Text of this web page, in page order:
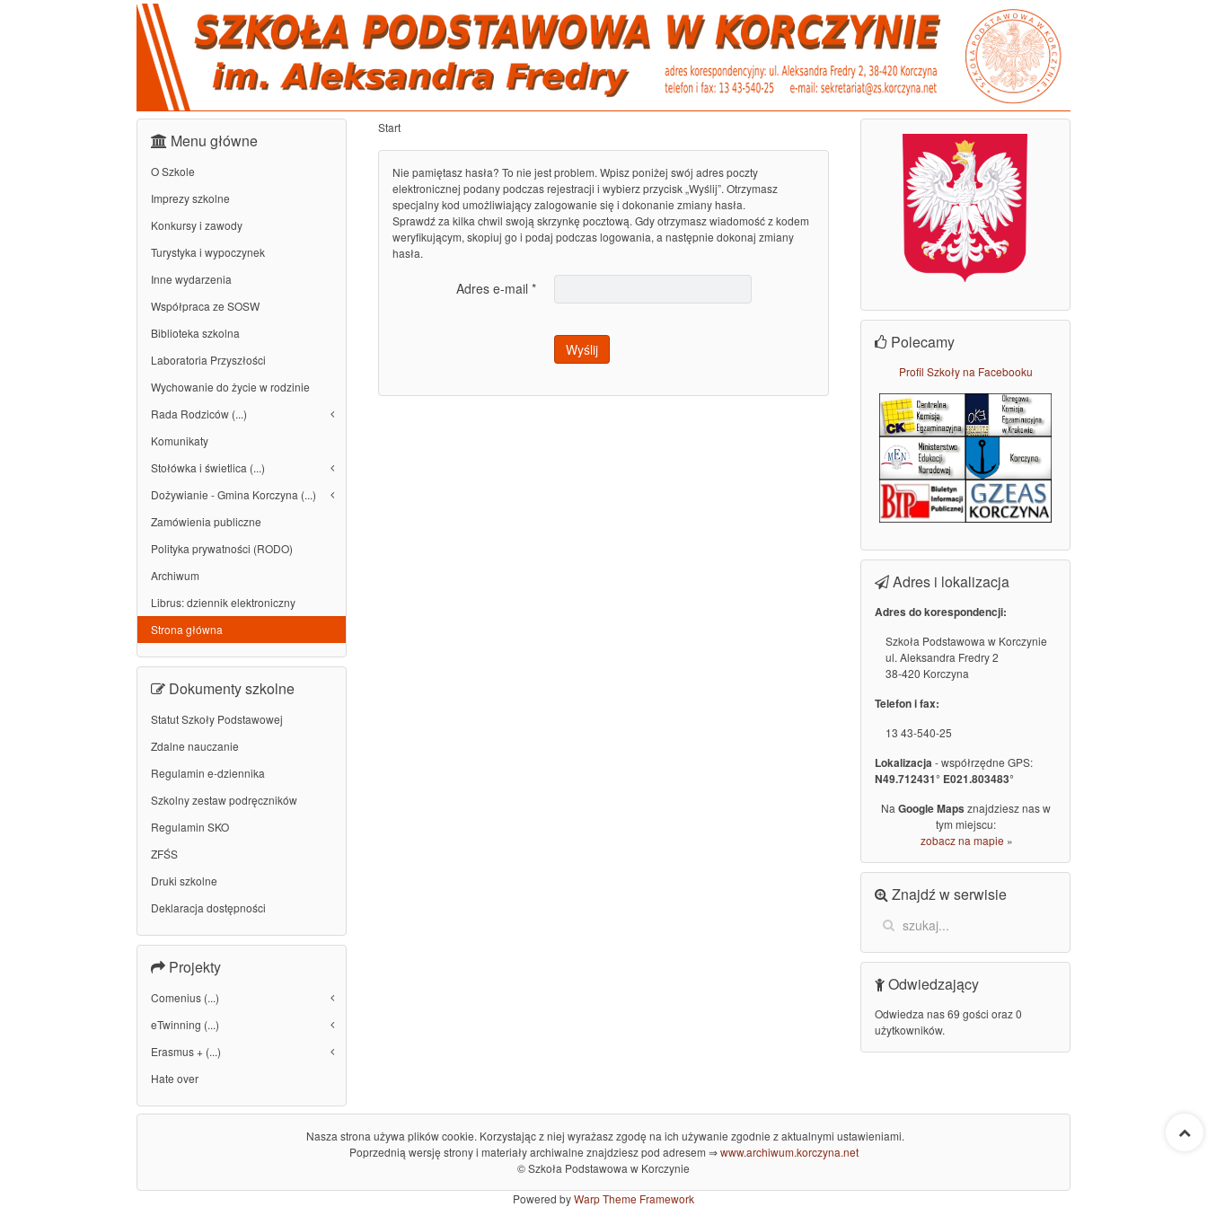
Start
Nie pamiętasz hasła? To nie jest problem. Wpisz poniżej swój adres poczty
elektronicznej podany podczas rejestracji i wybierz przycisk „Wyślij”. Otrzymasz
specjalny kod umożliwiający zalogowanie się i dokonanie zmiany hasła.
Sprawdź za kilka chwil swoją skrzynkę pocztową. Gdy otrzymasz wiadomość z kodem
weryfikującym, skopiuj go i podaj podczas logowania, a następnie dokonaj zmiany
hasła.
Adres e-mail *
Wyślij
Menu główne
O Szkole
Imprezy szkolne
Konkursy i zawody
Turystyka i wypoczynek
Inne wydarzenia
Współpraca ze SOSW
Biblioteka szkolna
Laboratoria Przyszłości
Wychowanie do życie w rodzinie
Rada Rodziców (...)
Komunikaty
Stołówka i świetlica (...)
Dożywianie - Gmina Korczyna (...)
Zamówienia publiczne
Polityka prywatności (RODO)
Archiwum
Librus: dziennik elektroniczny
Strona główna
Dokumenty szkolne
Statut Szkoły Podstawowej
Zdalne nauczanie
Regulamin e-dziennika
Szkolny zestaw podręczników
Regulamin SKO
ZFŚS
Druki szkolne
Deklaracja dostępności
Projekty
Comenius (...)
eTwinning (...)
Erasmus + (...)
Hate over
Polecamy
Profil Szkoły na Facebooku
Adres i lokalizacja
Adres do korespondencji:
Szkoła Podstawowa w Korczynie
ul. Aleksandra Fredry 2
38-420 Korczyna
Telefon i fax:
13 43-540-25
Lokalizacja- współrzędne GPS:
N49.712431° E021.803483°
Na Google Maps znajdziesz nas w
tym miejscu:
zobacz na mapie »
Znajdź w serwisie
Odwiedzający
Odwiedza nas 69 gości oraz 0
użytkowników.
Nasza strona używa plików cookie. Korzystając z niej wyrażasz zgodę na ich używanie zgodnie z aktualnymi ustawieniami.
Poprzednią wersję strony i materiały archiwalne znajdziesz pod adresem ⇒www.archiwum.korczyna.net
© Szkoła Podstawowa w Korczynie
Powered byWarp Theme Framework